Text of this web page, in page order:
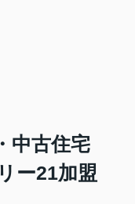
中古住宅
ー21加盟